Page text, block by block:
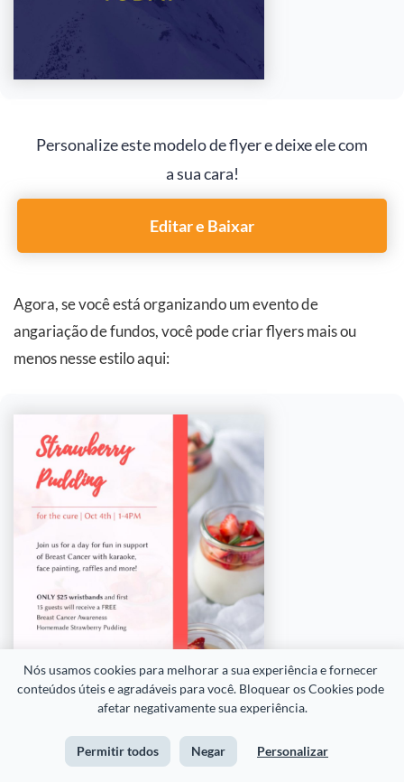
Nós usamos cookies para melhorar a sua experiência e fornecer
conteúdos úteis e agradáveis para você. Bloquear os Cookies pode
afetar negativamente sua experiência.
Permitir todos Negar Personalizar
Personalize este modelo de flyer e deixe ele com
a sua cara!
Editar e Baixar
Agora, se você está organizando um evento de
angariação de fundos, você pode criar flyers mais ou
menos nesse estilo aqui: